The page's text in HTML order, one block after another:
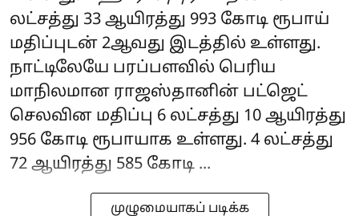
லட்சத்து 33 ஆயிரத்து 993 கோடி ரூபாய்
மதிப்புடன் 2ஆவது இடத்தில் உள்ளது.
நாட்டிலேயே பரப்பளவில் பெரிய
மாநிலமான ராஜஸ்தானின் பட்ஜெட்
செலவின மதிப்பு 6 லட்சத்து 10 ஆயிரத்து
956 கோடி ரூபாயாக உள்ளது. 4 லட்சத்து
72 ஆயிரத்து 585 கோடி ...
முழுமையாகப் படிக்க